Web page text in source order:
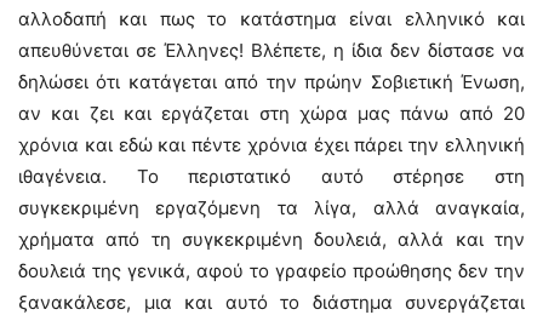
αλλοδαπή και πως το κατάστημα είναι ελληνικό και
απευθύνεται σε Έλληνες! Βλέπετε, η ίδια δεν δίστασε να
δηλώσει ότι κατάγεται από την πρώην Σοβιετική Ένωση,
αν και ζει και εργάζεται στη χώρα μας πάνω από 20
χρόνια και εδώ και πέντε χρόνια έχει πάρει την ελληνική
ιθαγένεια. Το περιστατικό αυτό στέρησε στη
συγκεκριμένη εργαζόμενη τα λίγα, αλλά αναγκαία,
χρήματα από τη συγκεκριμένη δουλειά, αλλά και την
δουλειά της γενικά, αφού το γραφείο προώθησης δεν την
ξανακάλεσε, μια και αυτό το διάστημα συνεργάζεται